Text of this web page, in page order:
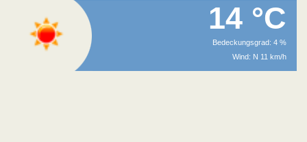
14 °C
Bedeckungsgrad: 4 %
Wind: N 11 km/h